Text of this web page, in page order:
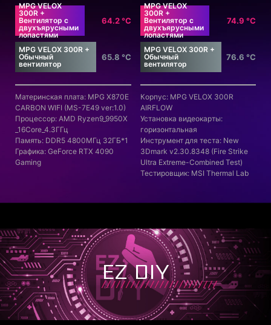
MPG VELOX
300R +
Вентилятор с
двухъярусными
лопастями
64.2 °C
MPG VELOX 300R +
Обычный
вентилятор
65.8 °C
Материнская плата: MPG X870E
CARBON WIFI (MS-7E49 ver:1.0)
Процессор: AMD Ryzen9_9950X
_16Core_4.3ГГц
Память: DDR5 4800МГц 32ГБ*1
Графика: GeForce RTX 4090
Gaming
MPG VELOX
300R +
Вентилятор с
двухъярусными
лопастями
74.9 °C
MPG VELOX 300R +
Обычный
вентилятор
76.6 °C
Корпус: MPG VELOX 300R
AIRFLOW
Установка видеокарты:
горизонтальная
Инструмент для теста: New
3Dmark v2.30.8348 (Fire Strike
Ultra Extreme-Combined Test)
Тестировщик: MSI Thermal Lab
EZ DIY